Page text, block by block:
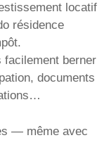
locatif
résidence
facilement berner
documents
— même avec